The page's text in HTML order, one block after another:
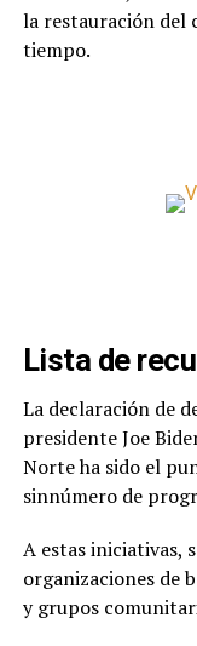
la restauración del
tiempo.
Lista de
La declaración de
presidente Joe
Norte ha sido el
sinnúmero de
A estas iniciativas,
organizaciones de
y grupos